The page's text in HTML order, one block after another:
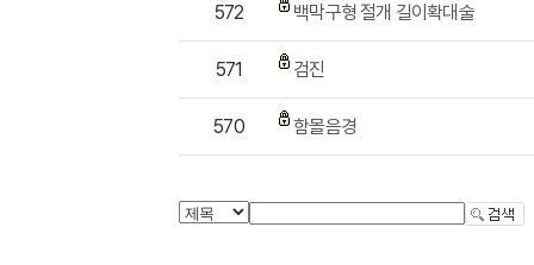
572 백막구형 절개 길이확대술
571 검진
570 함몰음경